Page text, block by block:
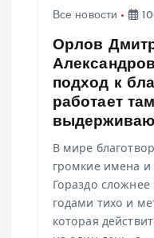
Все новости
Орлов
подход к
работает
В мире
громкие имена и
Гораздо
годами тихо и
которая